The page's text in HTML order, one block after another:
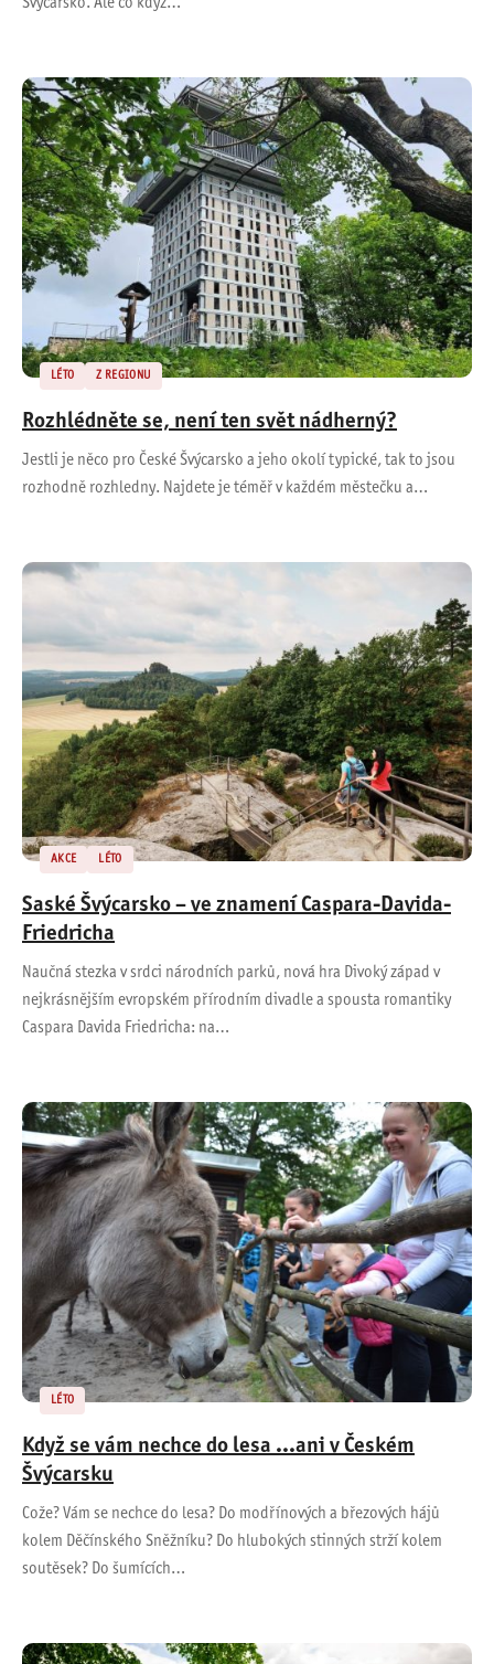
Švýcarsko. Ale co když…
LÉTO Z REGIONU
Rozhlédněte se, není ten svět nádherný?
Jestli je něco pro České Švýcarsko a jeho okolí typické, tak to jsou
rozhodně rozhledny. Najdete je téměř v každém městečku a…
AKCE LÉTO
Saské Švýcarsko – ve znamení Caspara-Davida-
Friedricha
Naučná stezka v srdci národních parků, nová hra Divoký západ v
nejkrásnějším evropském přírodním divadle a spousta romantiky
Caspara Davida Friedricha: na…
LÉTO
Když se vám nechce do lesa ...ani v Českém
Švýcarsku
Cože? Vám se nechce do lesa? Do modřínových a březových hájů
kolem Děčínského Sněžníku? Do hlubokých stinných strží kolem
soutěsek? Do šumících…